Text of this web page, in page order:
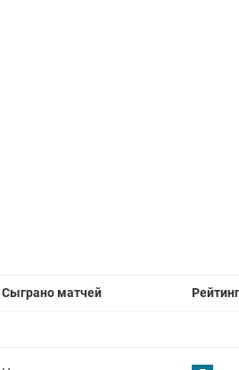
Страница матча
Сыграно матчей Рейтинг